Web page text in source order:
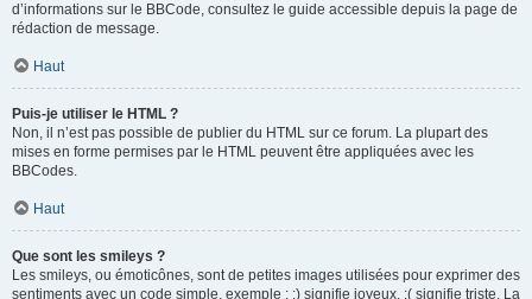
d’informations sur le BBCode, consultez le guide accessible depuis la page de
rédaction de message.
Haut
Puis-je utiliser le HTML ?
Non, il n’est pas possible de publier du HTML sur ce forum. La plupart des
mises en forme permises par le HTML peuvent être appliquées avec les
BBCodes.
Haut
Que sont les smileys ?
Les smileys, ou émoticônes, sont de petites images utilisées pour exprimer des
sentiments avec un code simple, exemple : :) signifie joyeux, :( signifie triste. La